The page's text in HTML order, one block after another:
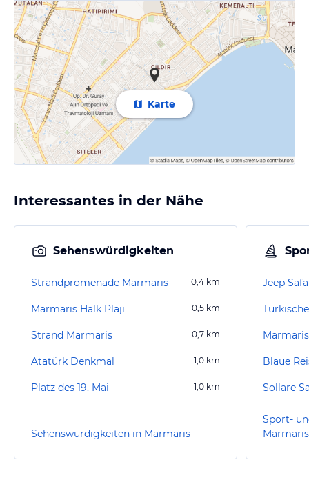
Karte
Interessantes in der Nähe
Sehenswürdigkeiten
Strandpromenade Marmaris 0,4 km
Marmaris Halk Plajı 0,5 km
Strand Marmaris 0,7 km
Atatürk Denkmal 1,0 km
Platz des 19. Mai 1,0 km
Sehenswürdigkeiten in Marmaris
Jeep
Blaue
Sollare
Sport-
Marmaris